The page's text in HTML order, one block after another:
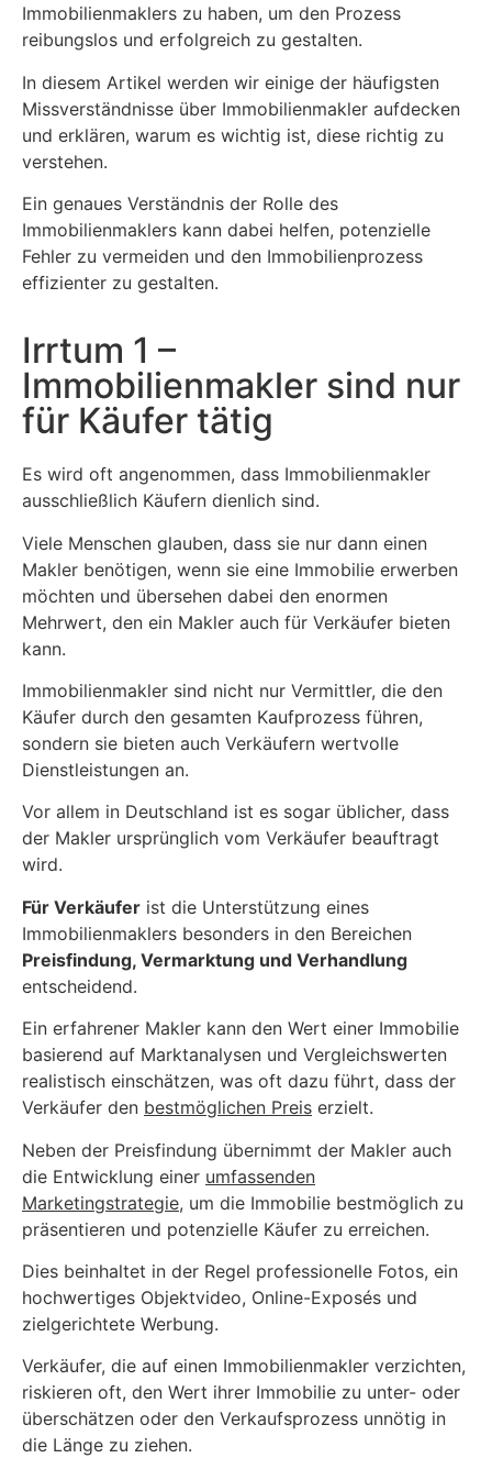
Immobilienmaklers zu haben, um den Prozess
reibungslos und erfolgreich zu gestalten.
In diesem Artikel werden wir einige der häufigsten
Missverständnisse über Immobilienmakler aufdecken
und erklären, warum es wichtig ist, diese richtig zu
verstehen.
Ein genaues Verständnis der Rolle des
Immobilienmaklers kann dabei helfen, potenzielle
Fehler zu vermeiden und den Immobilienprozess
effizienter zu gestalten.
Irrtum 1 –
Immobilienmakler sind nur
für Käufer tätig
Es wird oft angenommen, dass Immobilienmakler
ausschließlich Käufern dienlich sind.
Viele Menschen glauben, dass sie nur dann einen
Makler benötigen, wenn sie eine Immobilie erwerben
möchten und übersehen dabei den enormen
Mehrwert, den ein Makler auch für Verkäufer bieten
kann.
Immobilienmakler sind nicht nur Vermittler, die den
Käufer durch den gesamten Kaufprozess führen,
sondern sie bieten auch Verkäufern wertvolle
Dienstleistungen an.
Vor allem in Deutschland ist es sogar üblicher, dass
der Makler ursprünglich vom Verkäufer beauftragt
wird.
Für Verkäufer ist die Unterstützung eines
Immobilienmaklers besonders in den Bereichen
Preisfindung, Vermarktung und Verhandlung
entscheidend.
Ein erfahrener Makler kann den Wert einer Immobilie
basierend auf Marktanalysen und Vergleichswerten
realistisch einschätzen, was oft dazu führt, dass der
Verkäufer den bestmöglichen Preis erzielt.
Neben der Preisfindung übernimmt der Makler auch
die Entwicklung einer umfassenden
Marketingstrategie, um die Immobilie bestmöglich zu
präsentieren und potenzielle Käufer zu erreichen.
Dies beinhaltet in der Regel professionelle Fotos, ein
hochwertiges Objektvideo, Online-Exposés und
zielgerichtete Werbung.
Verkäufer, die auf einen Immobilienmakler verzichten,
riskieren oft, den Wert ihrer Immobilie zu unter- oder
überschätzen oder den Verkaufsprozess unnötig in
die Länge zu ziehen.